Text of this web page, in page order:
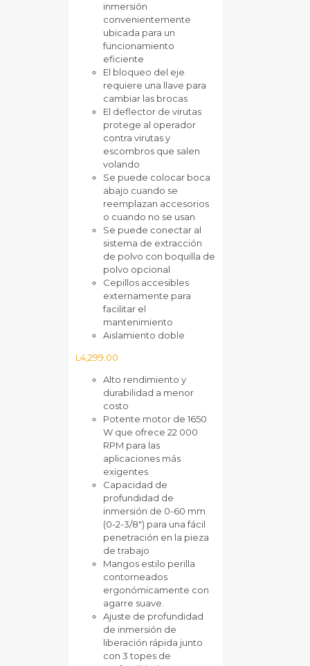
inmersión
convenientemente
ubicada para un
funcionamiento
eficiente
El bloqueo del eje
requiere una llave para
cambiar las brocas
El deflector de virutas
protege al operador
contra virutas y
escombros que salen
volando
Se puede colocar boca
abajo cuando se
reemplazan accesorios
o cuando no se usan
Se puede conectar al
sistema de extracción
de polvo con boquilla de
polvo opcional
Cepillos accesibles
externamente para
facilitar el
mantenimiento
Aislamiento doble
L4,299.00
Alto rendimiento y
durabilidad a menor
costo
Potente motor de 1650
W que ofrece 22 000
RPM para las
aplicaciones más
exigentes
Capacidad de
profundidad de
inmersión de 0-60 mm
(0-2-3/8") para una fácil
penetración en la pieza
de trabajo
Mangos estilo perilla
contorneados
ergonómicamente con
agarre suave.
Ajuste de profundidad
de inmersión de
liberación rápida junto
con 3 topes de